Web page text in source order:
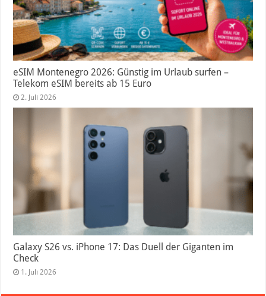
eSIM Montenegro 2026: Günstig im Urlaub surfen –
Telekom eSIM bereits ab 15 Euro
2. Juli 2026
Galaxy S26 vs. iPhone 17: Das Duell der Giganten im
Check
1. Juli 2026